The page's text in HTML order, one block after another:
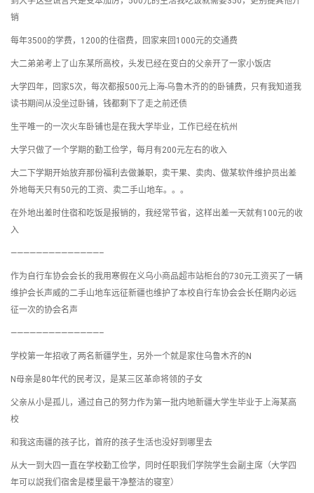
销
每年3500的学费，1200的住宿费，回家来回1000元的交通费
大二弟弟考上了山东某所高校，头发已经在变白的父亲开了一家小饭店
大学四年，回家5次，每次都报500元上海-乌鲁木齐的的卧铺费，只有我知道我
读书期间从没坐过卧铺，钱都剩下了走之前还债
生平唯一的一次火车卧铺也是在我大学毕业，工作已经在杭州
大学只做了一个学期的勤工俭学，每月有200元左右的收入
大二下学期开始放弃那份福利去做兼职，卖干果、卖肉、做某软件维护员出差
外地每天只有50元的工资、卖二手山地车。。。
在外地出差时住宿和吃饭是报销的，我经常节省，这样出差一天就有100元的收
入
——————————————–
作为自行车协会会长的我用寒假在义乌小商品超市站柜台的730元工资买了一辆
维护会长声威的二手山地车远征新疆也维护了本校自行车协会会长任期内必远
征一次的协会名声
——————————————–
学校第一年招收了两名新疆学生，另外一个就是家住乌鲁木齐的N
N母亲是80年代的民考汉，是某三区革命将领的子女
父亲从小是孤儿，通过自己的努力作为第一批内地新疆大学生毕业于上海某高
校
和我这南疆的孩子比，首府的孩子生活也没好到哪里去
从大一到大四一直在学校勤工俭学，同时任职我们学院学生会副主席（大学四
年可以説我们宿舍是楼里最干净整洁的寝室）